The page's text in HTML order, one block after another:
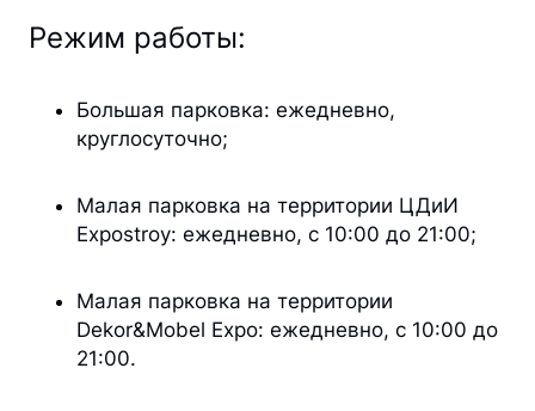
Режим работы:
Большая парковка: ежедневно,
круглосуточно;
Малая парковка на территории ЦДиИ
Expostroy: ежедневно, с 10:00 до 21:00;
Малая парковка на территории
Dekor&Mobel Expo: ежедневно, с 10:00 до
21:00.